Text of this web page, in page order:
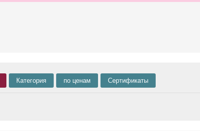
Категория по ценам Сертификаты